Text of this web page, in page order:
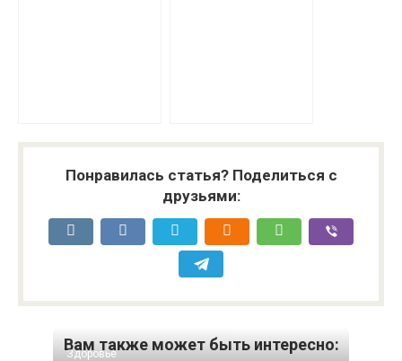
Понравилась статья? Поделиться с
друзьями:
Вам также может быть интересно:
Здоровье